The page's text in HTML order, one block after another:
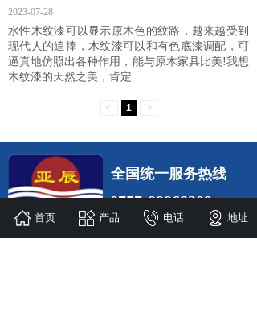
2023-07-28
水性木纹漆可以显示原木色的纹路，越来越受到
现代人的追捧，木纹漆可以和有色底漆调配，可
逼真地仿照出各种作用，能与原木家具比美!我想
木纹漆的天然之美，肯定......
< 1 >
全国统一服务热线
0757-88868209
佛山市亚辰环保科技有限公司
首页 产品 电话 地址